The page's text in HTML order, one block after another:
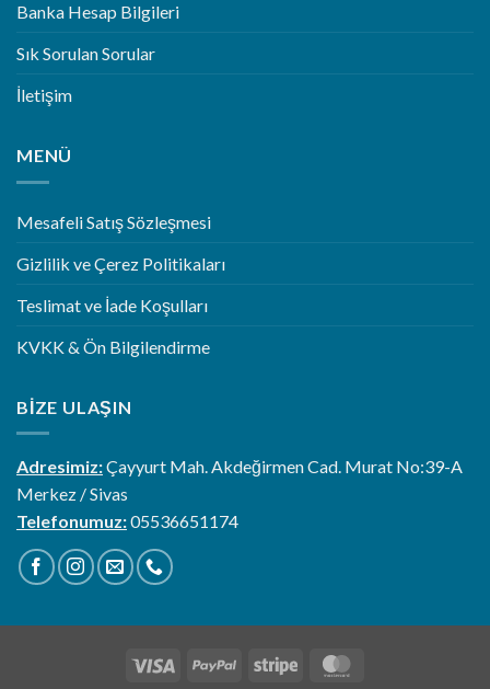
Banka Hesap Bilgileri
Sık Sorulan Sorular
İletişim
MENÜ
Mesafeli Satış Sözleşmesi
Gizlilik ve Çerez Politikaları
Teslimat ve İade Koşulları
KVKK & Ön Bilgilendirme
BIZE ULAŞIN
Adresimiz:Çayyurt Mah. Akdeğirmen Cad. Murat No:39-A
Merkez / Sivas
Telefonumuz:05536651174
Visa PayPal Stripe